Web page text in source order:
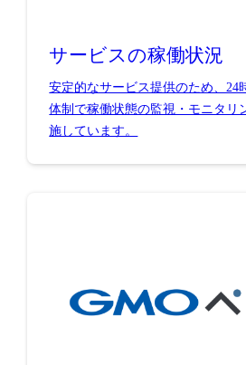
サービスの稼働状況
安定的なサービス提供のため、24
体制で稼働状態の監視・モニタリ
施しています。